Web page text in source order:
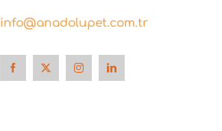
info@anadolupet.com.tr